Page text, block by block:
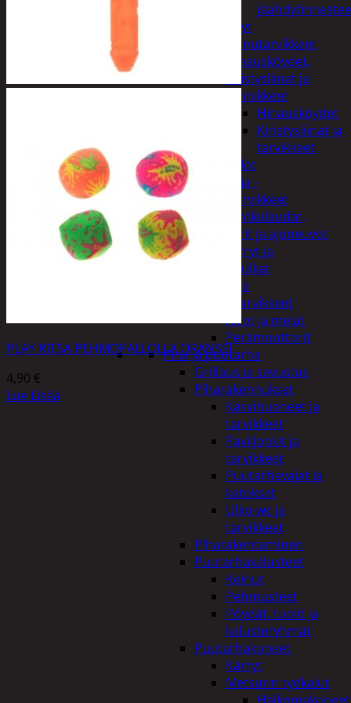
Öljyt
Perävaunutarvikkeet
Hinausköydet,
kiristysliinat ja
kiinnikkeet
Hinausköydet
Kiristysliinat ja
tarvikkeet
Valot
Rengas ja -
vannetarvikkeet
Sähköpotkulaudat,
skootterit ja ajoneuvot
Tukkikärryt ja
juontopulkat
Veneet ja
veneilytarvikkeet
Airot ja melat
Perämoottorit
Piha ja puutarha
Grillaus ja savustus
Piharakennukset
Kasvihuoneet ja
tarvikkeet
Paviljonkit ja
tarvikkeet
Puutarhavajat ja
katokset
Ulko-wc ja
tarvikkeet
Piharakentaminen
Puutarhakalusteet
Keinut
Pehmusteet
Pöydät, tuolit ja
kalusteryhmät
Puutarhakoneet
Kärryt
Metsurin työkalut
PLAY RITSA PEHMOPALLOLLA ORANSSI
4,90 €
Lue Lisää